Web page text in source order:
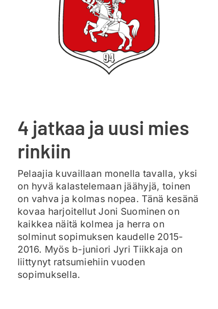
Ajankohtaista
4 jatkaa ja uusi mies
rinkiin
Pelaajia kuvaillaan monella tavalla, yksi
on hyvä kalastelemaan jäähyjä, toinen
on vahva ja kolmas nopea. Tänä kesänä
kovaa harjoitellut Joni Suominen on
kaikkea näitä kolmea ja herra on
solminut sopimuksen kaudelle 2015-
2016. Myös b-juniori Jyri Tiikkaja on
liittynyt ratsumiehiin vuoden
sopimuksella.